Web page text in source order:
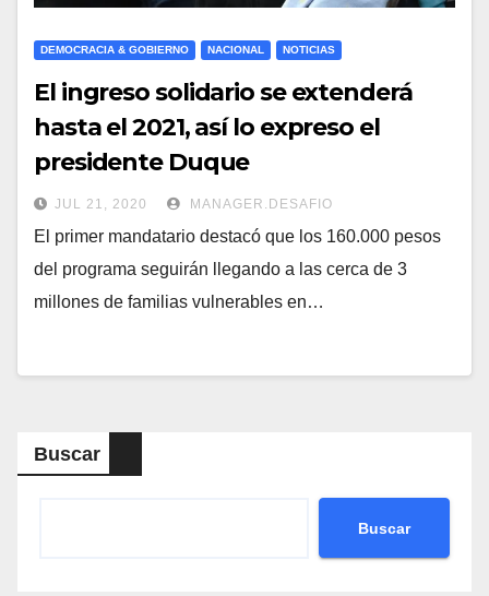
DEMOCRACIA & GOBIERNO NACIONAL NOTICIAS
El ingreso solidario se extenderá
hasta el 2021, así lo expreso el
presidente Duque
JUL 21, 2020 MANAGER.DESAFIO
El primer mandatario destacó que los 160.000 pesos
del programa seguirán llegando a las cerca de 3
millones de familias vulnerables en…
Buscar
Buscar